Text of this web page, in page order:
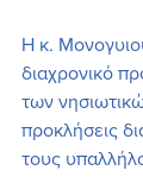
Η κ.
διαχρονικό
των
προκλήσεις
τους